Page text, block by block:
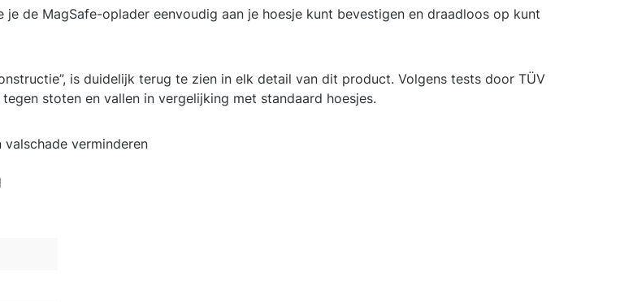
de MagSafe-oplader eenvoudig aan je hoesje kunt bevestigen en draadloos op kunt
is duidelijk terug te zien in elk detail van dit product. Volgens tests door TÜV
stoten en vallen in vergelijking met standaard hoesjes.
verminderen